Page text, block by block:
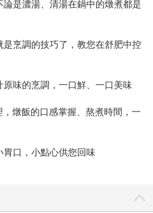
是濃湯、清湯在鍋中的燉煮都是
烹調的技巧了，教您在舒肥中控
味的烹調，一口鮮、一口美味
燉飯的口感掌握、熬煮時間，一
口，小點心供您回味